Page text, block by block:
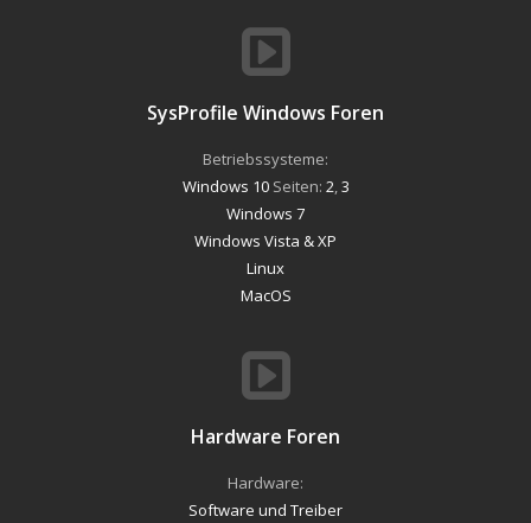
SysProfile Windows Foren
Betriebssysteme:
Windows 10Seiten: 2 3
Windows 7
Windows Vista & XP
Linux
MacOS
Hardware Foren
Hardware:
Software und Treiber